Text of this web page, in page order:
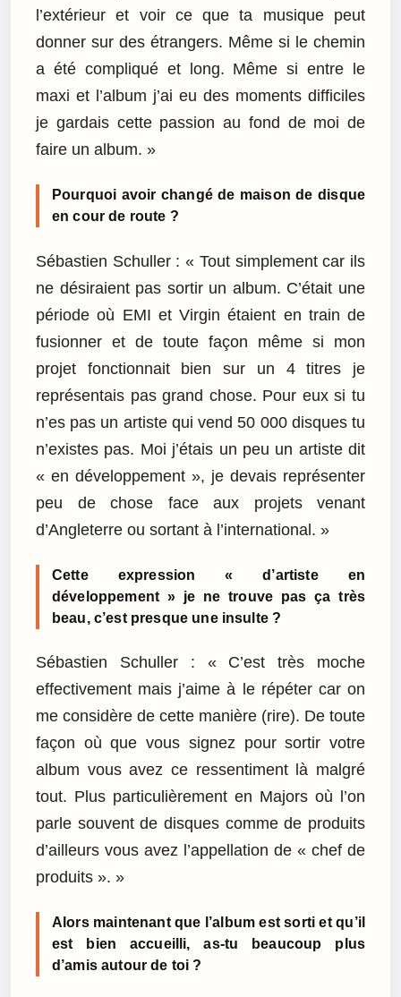
l’extérieur et voir ce que ta musique peut
donner sur des étrangers. Même si le chemin
a été compliqué et long. Même si entre le
maxi et l’album j’ai eu des moments difficiles
je gardais cette passion au fond de moi de
faire un album. »
Pourquoi avoir changé de maison de disque
en cour de route ?
Sébastien Schuller : « Tout simplement car ils
ne désiraient pas sortir un album. C’était une
période où EMI et Virgin étaient en train de
fusionner et de toute façon même si mon
projet fonctionnait bien sur un 4 titres je
représentais pas grand chose. Pour eux si tu
n’es pas un artiste qui vend 50 000 disques tu
n’existes pas. Moi j’étais un peu un artiste dit
« en développement », je devais représenter
peu de chose face aux projets venant
d’Angleterre ou sortant à l’international. »
Cette expression « d’artiste en
développement » je ne trouve pas ça très
beau, c’est presque une insulte ?
Sébastien Schuller : « C’est très moche
effectivement mais j’aime à le répéter car on
me considère de cette manière (rire). De toute
façon où que vous signez pour sortir votre
album vous avez ce ressentiment là malgré
tout. Plus particulièrement en Majors où l’on
parle souvent de disques comme de produits
d’ailleurs vous avez l’appellation de « chef de
produits ». »
Alors maintenant que l’album est sorti et qu’il
est bien accueilli, as-tu beaucoup plus
d’amis autour de toi ?